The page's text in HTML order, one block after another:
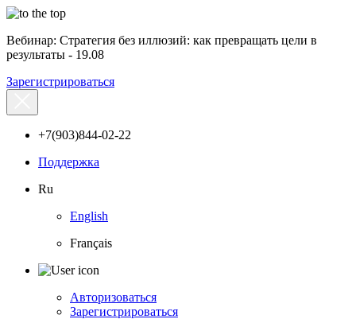
Вебинар: Стратегия без иллюзий: как превращать цели в
результаты - 19.08
Зарегистрироваться
+7(903)844-02-22
Поддержка
Ru
English
Français
Авторизоваться
Зарегистрироваться